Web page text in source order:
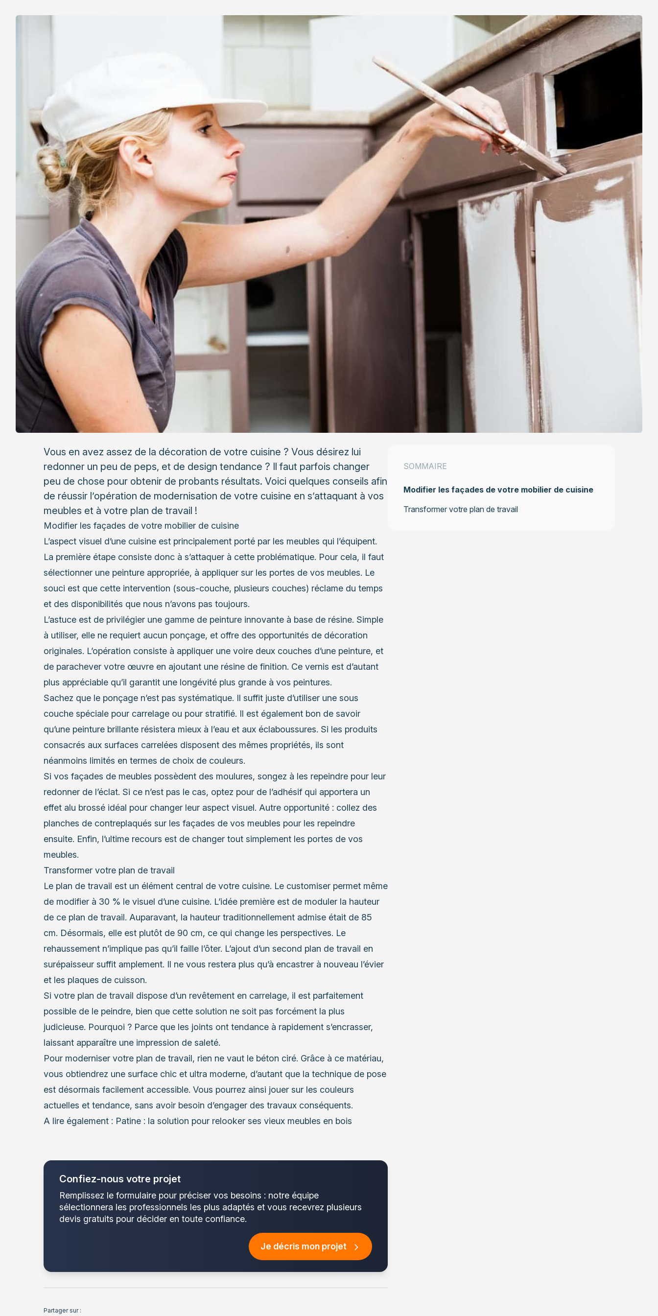
Vous en avez assez de la décoration de votre cuisine ? Vous désirez lui
redonner un peu de peps, et de design tendance ? Il faut parfois changer
peu de chose pour obtenir de probants résultats. Voici quelques conseils afin
de réussir l’opération de modernisation de votre cuisine en s’attaquant à vos
meubles et à votre plan de travail !
Modifier les façades de votre mobilier de cuisine
L’aspect visuel d’une cuisine est principalement porté par les meubles qui l’équipent.
La première étape consiste donc à s’attaquer à cette problématique. Pour cela, il faut
sélectionner une peinture appropriée, à appliquer sur les portes de vos meubles. Le
souci est que cette intervention (sous-couche, plusieurs couches) réclame du temps
et des disponibilités que nous n’avons pas toujours.
L’astuce est de privilégier une gamme de peinture innovante à base de résine. Simple
à utiliser, elle ne requiert aucun ponçage, et offre des opportunités de décoration
originales. L’opération consiste à appliquer une voire deux couches d’une peinture, et
de parachever votre œuvre en ajoutant une résine de finition. Ce vernis est d’autant
plus appréciable qu’il garantit une longévité plus grande à vos peintures.
Sachez que le ponçage n’est pas systématique. Il suffit juste d’utiliser une sous
couche spéciale pour carrelage ou pour stratifié. Il est également bon de savoir
qu’une peinture brillante résistera mieux à l’eau et aux éclaboussures. Si les produits
consacrés aux surfaces carrelées disposent des mêmes propriétés, ils sont
néanmoins limités en termes de choix de couleurs.
Si vos façades de meubles possèdent des moulures, songez à les repeindre pour leur
redonner de l’éclat. Si ce n’est pas le cas, optez pour de l’adhésif qui apportera un
effet alu brossé idéal pour changer leur aspect visuel. Autre opportunité : collez des
planches de contreplaqués sur les façades de vos meubles pour les repeindre
ensuite. Enfin, l’ultime recours est de changer tout simplement les portes de vos
meubles.
Transformer votre plan de travail
Le plan de travail est un élément central de votre cuisine. Le customiser permet même
de modifier à 30 % le visuel d’une cuisine. L’idée première est de moduler la hauteur
de ce plan de travail. Auparavant, la hauteur traditionnellement admise était de 85
cm. Désormais, elle est plutôt de 90 cm, ce qui change les perspectives. Le
rehaussement n’implique pas qu’il faille l’ôter. L’ajout d’un second plan de travail en
surépaisseur suffit amplement. Il ne vous restera plus qu’à encastrer à nouveau l’évier
et les plaques de cuisson.
Si votre plan de travail dispose d’un revêtement en carrelage, il est parfaitement
possible de le peindre, bien que cette solution ne soit pas forcément la plus
judicieuse. Pourquoi ? Parce que les joints ont tendance à rapidement s’encrasser,
laissant apparaître une impression de saleté.
Pour moderniser votre plan de travail, rien ne vaut le béton ciré. Grâce à ce matériau,
vous obtiendrez une surface chic et ultra moderne, d’autant que la technique de pose
est désormais facilement accessible. Vous pourrez ainsi jouer sur les couleurs
actuelles et tendance, sans avoir besoin d’engager des travaux conséquents.
A lire également : Patine : la solution pour relooker ses vieux meubles en bois
Confiez-nous votre projet
Remplissez le formulaire pour préciser vos besoins : notre équipe
sélectionnera les professionnels les plus adaptés et vous recevrez plusieurs
devis gratuits pour décider en toute confiance.
Je décris mon projet
Partager sur :
SOMMAIRE
Modifier les façades de votre mobilier de cuisine
Transformer votre plan de travail